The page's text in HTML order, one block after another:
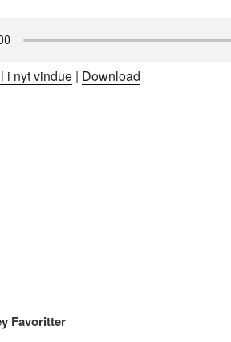
i nyt vindue | Download
Favoritter